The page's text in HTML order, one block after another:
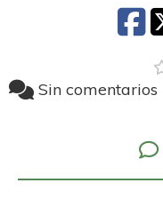
Sin comentarios